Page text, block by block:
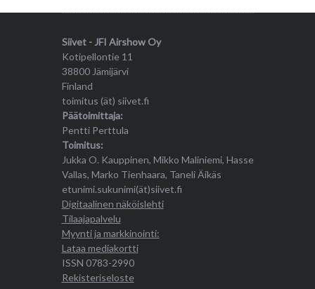
Siivet - JFI Airshow Oy
Kotipellontie 11
38800 Jämijärvi
Finland
toimitus (ät) siivet.fi
Päätoimittaja:
Pentti Perttula
Toimitus:
Jukka O. Kauppinen, Mikko Maliniemi, Hasse
Vallas, Marko Tienhaara, Taneli Äikäs
etunimi.sukunimi(ät)siivet.fi
Digitaalinen näköislehti
Tilaajapalvelu
Myynti ja markkinointi:
Lataa mediakortti
ISSN 0783-2990
Rekisteriseloste